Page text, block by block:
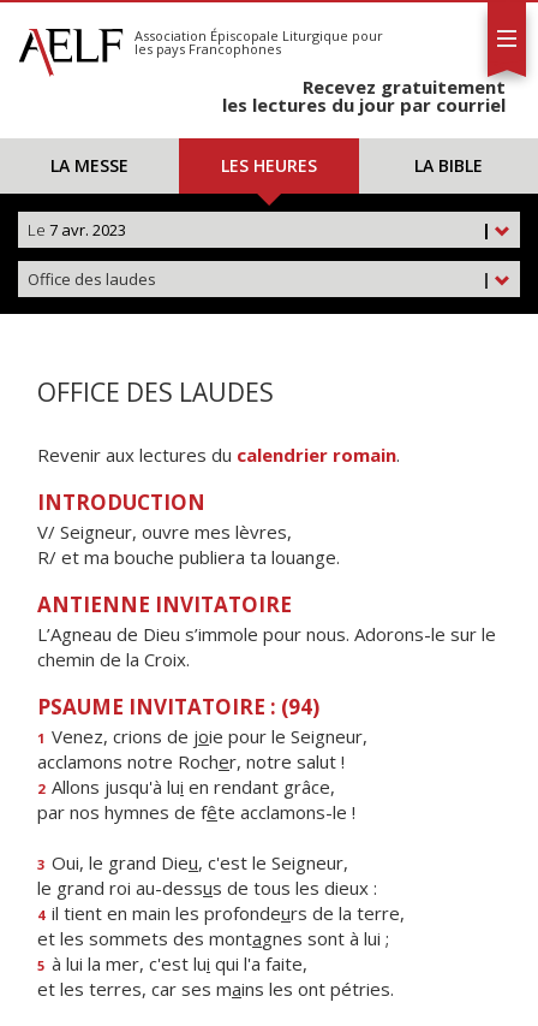
S'abonner
Calendrier
Association Épiscopale Liturgique pour
les pays Francophones
Recevez gratuitement
les lectures du jour par courriel
LA MESSE LES HEURES LA BIBLE
|
Le 7 avr. 2023
|
Office des laudes
OFFICE DES LAUDES
Revenir aux lectures du calendrier romain.
INTRODUCTION
V/ Seigneur, ouvre mes lèvres,
R/ et ma bouche publiera ta louange.
ANTIENNE INVITATOIRE
L’Agneau de Dieu s’immole pour nous. Adorons-le sur le
chemin de la Croix.
PSAUME INVITATOIRE : (94)
1 Venez, crions de joie pour le Seigneur,
acclamons notre Rocher, notre salut !
2 Allons jusqu'à lui en rendant grâce,
par nos hymnes de fête acclamons-le !
3 Oui, le grand Dieu, c'est le Seigneur,
le grand roi au-dessus de tous les dieux :
4 il tient en main les profondeurs de la terre,
et les sommets des montagnes sont à lui ;
5 à lui la mer, c'est lui qui l'a faite,
et les terres, car ses mains les ont pétries.